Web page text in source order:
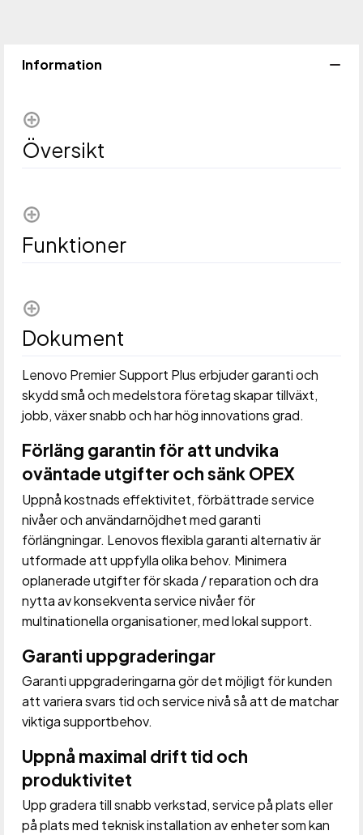
Information
Översikt
Funktioner
Dokument
Lenovo Premier Support Plus erbjuder garanti och
skydd små och medelstora företag skapar tillväxt,
jobb, växer snabb och har hög innovations grad.
Förläng garantin för att undvika
oväntade utgifter och sänk OPEX
Uppnå kostnads effektivitet, förbättrade service
nivåer och användarnöjdhet med garanti
förlängningar. Lenovos flexibla garanti alternativ är
utformade att uppfylla olika behov. Minimera
oplanerade utgifter för skada / reparation och dra
nytta av konsekventa service nivåer för
multinationella organisationer, med lokal support.
Garanti uppgraderingar
Garanti uppgraderingarna gör det möjligt för kunden
att variera svars tid och service nivå så att de matchar
viktiga supportbehov.
Uppnå maximal drift tid och
produktivitet
Upp gradera till snabb verkstad, service på plats eller
på plats med teknisk installation av enheter som kan